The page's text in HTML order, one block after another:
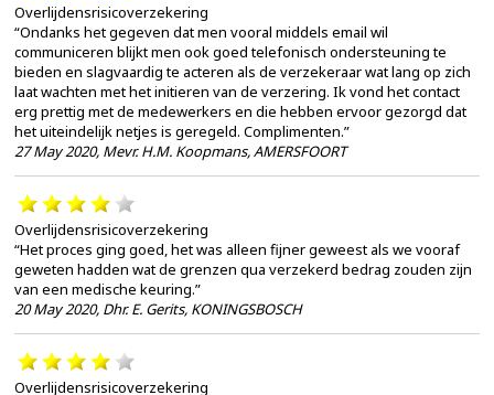
Overlijdensrisicoverzekering
“Ondanks het gegeven dat men vooral middels email wil
communiceren blijkt men ook goed telefonisch ondersteuning te
bieden en slagvaardig te acteren als de verzekeraar wat lang op zich
laat wachten met het initieren van de verzering. Ik vond het contact
erg prettig met de medewerkers en die hebben ervoor gezorgd dat
het uiteindelijk netjes is geregeld. Complimenten.”
27 May 2020, Mevr. H.M. Koopmans, AMERSFOORT
Overlijdensrisicoverzekering
“Het proces ging goed, het was alleen fijner geweest als we vooraf
geweten hadden wat de grenzen qua verzekerd bedrag zouden zijn
van een medische keuring.”
20 May 2020, Dhr. E. Gerits, KONINGSBOSCH
Overlijdensrisicoverzekering